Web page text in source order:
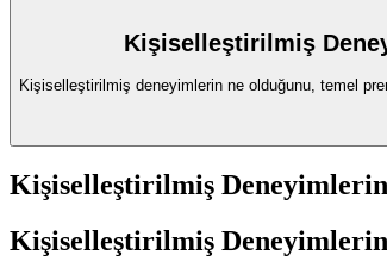
Kişiselleştirilmiş
Kişiselleştirilmiş deneyimlerin ne olduğunu, temel
Kişiselleştirilmiş
Kişiselleştirilmiş Deneyimlerin